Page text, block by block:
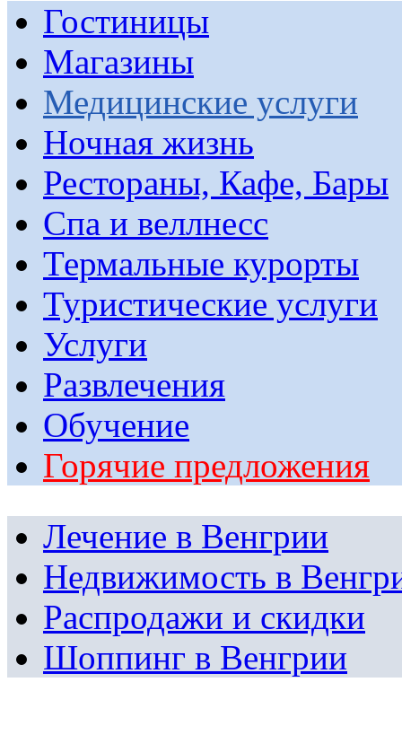
Гостиницы
Магазины
Медицинские услуги
Ночная жизнь
Рестораны, Кафе, Бары
Спа и веллнесс
Термальные курорты
Туристические услуги
Услуги
Развлечения
Обучение
Горячие предложения
Лечение в Венгрии
Недвижимость в
Распродажи и скидки
Шоппинг в Венгрии